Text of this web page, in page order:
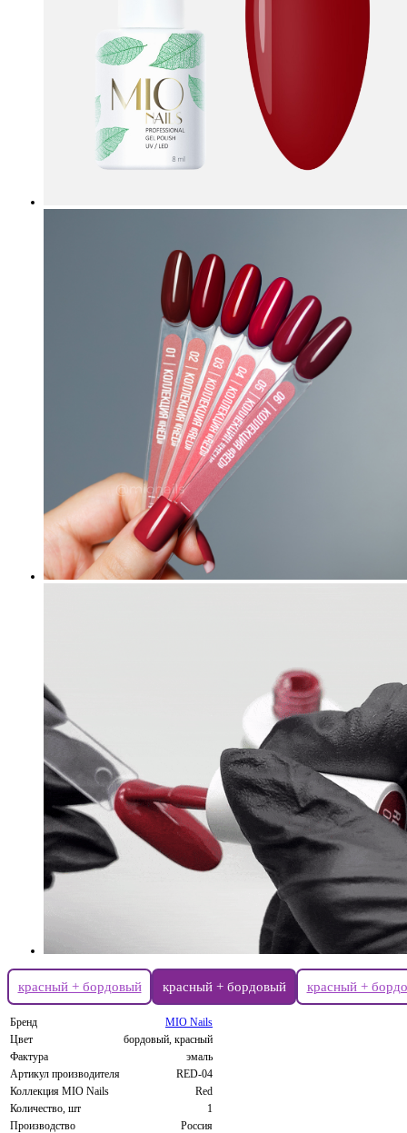
красный + бордовый красный + бордовый красный +
Бренд
MIO Nails
Цвет
бордовый, красный
Фактура
эмаль
Артикул производителя
RED-04
Коллекция MIO Nails
Red
Количество, шт
1
Производство
Россия